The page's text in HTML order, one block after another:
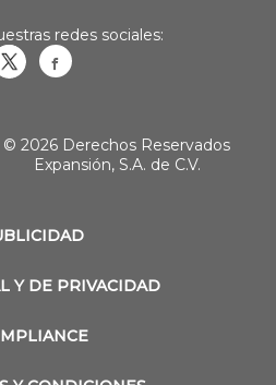
Y DE PRIVACIDAD
redes sociales:
© 2026 Derechos Reservados
Expansión, S.A. de C.V.